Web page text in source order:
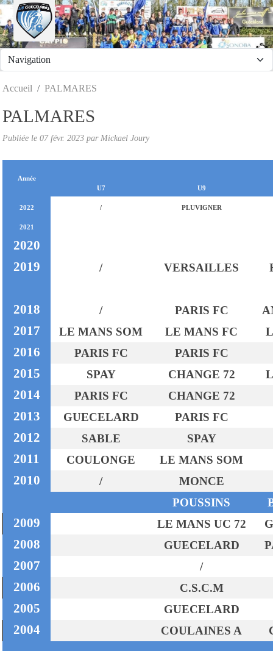
Accueil PALMARES
PALMARES
Publiée le 07 févr. 2023 par Mickael Joury
Année
U7
U9
2022 / PLUVIGNER
2021
2020
2019
/ VERSAILLES
2018 / PARIS FC
2017 LE MANS SOM LE MANS FC
2016 PARIS FC PARIS FC
2015 SPAY CHANGE 72
2014 PARIS FC CHANGE 72
2013 GUECELARD PARIS FC
2012 SABLE SPAY
2011 COULONGE LE MANS SOM
2010 /
MONCE
POUSSINS
2009 LE MANS UC 72
2008 GUECELARD
2007 /
2006 C.S.C.M
2005 GUECELARD
2004 COULAINES A
Panneau de gestion des cookies